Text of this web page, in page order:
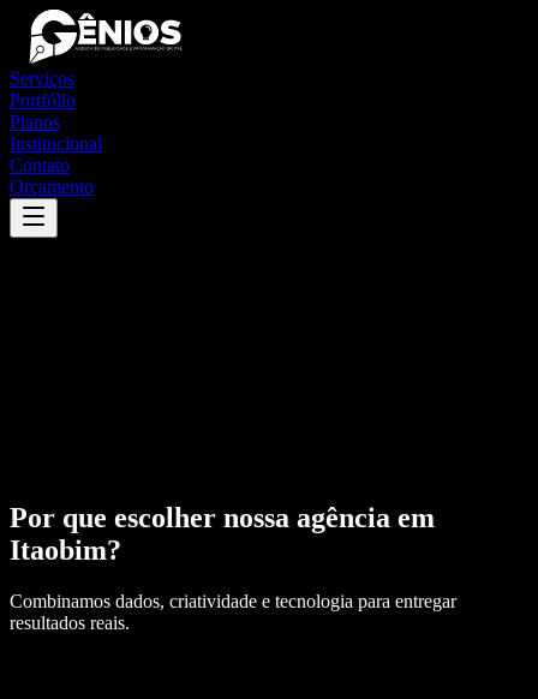
Serviços
Portfólio
Planos
Institucional
Contato
Orçamento
Por que escolher nossa agência em
Itaobim?
Combinamos dados, criatividade e tecnologia para entregar
resultados reais.